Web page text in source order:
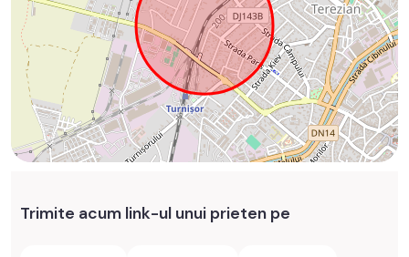
Trimite acum link-ul unui prieten pe